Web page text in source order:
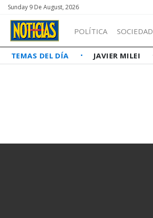
Sunday 9 De August, 2026
POLÍTICA SOCIEDAD
TEMAS DEL DÍA JAVIER MILEI